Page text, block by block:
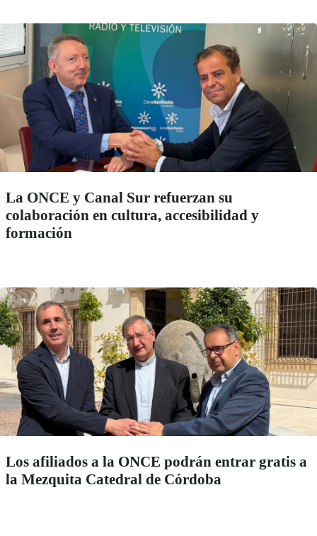
La ONCE y Canal Sur refuerzan su
colaboración en cultura, accesibilidad y
formación
Los afiliados a la ONCE podrán entrar gratis a
la Mezquita Catedral de Córdoba